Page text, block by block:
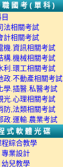
職國考(單科)
法相關考試
計相關考試
機.資訊相關考試
構.機械相關考試
利.環工相關考試
政.不動產相關考試
學.插醫.私醫考試
光.心理相關考試
防,法類相關考試
政.運輸.農業考試
式軟體光碟
綜合教學
業設計
兒教學